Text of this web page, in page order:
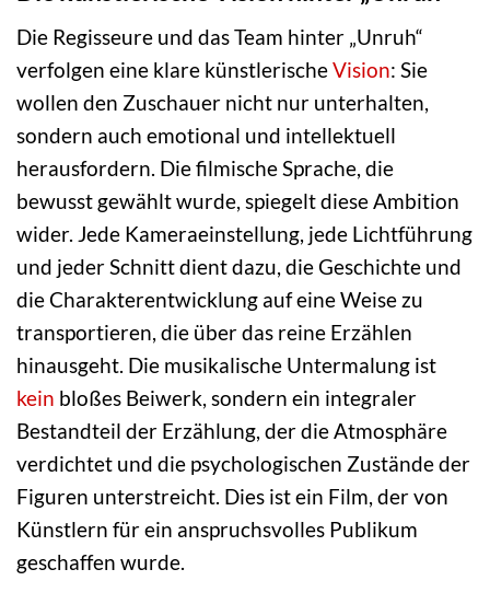
Die Regisseure und das Team hinter „Unruh“
verfolgen eine klare künstlerischeVision: Sie
wollen den Zuschauer nicht nur unterhalten,
sondern auch emotional und intellektuell
herausfordern. Die filmische Sprache, die
bewusst gewählt wurde, spiegelt diese Ambition
wider. Jede Kameraeinstellung, jede Lichtführung
und jeder Schnitt dient dazu, die Geschichte und
die Charakterentwicklung auf eine Weise zu
transportieren, die über das reine Erzählen
hinausgeht. Die musikalische Untermalung ist
kein bloßes Beiwerk, sondern ein integraler
Bestandteil der Erzählung, der die Atmosphäre
verdichtet und die psychologischen Zustände der
Figuren unterstreicht. Dies ist ein Film, der von
Künstlern für ein anspruchsvolles Publikum
geschaffen wurde.